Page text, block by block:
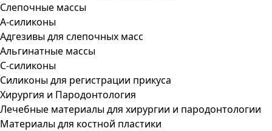
Слепочные массы
А-силиконы
Адгезивы для слепочных масс
Альгинатные массы
С-силиконы
Силиконы для регистрации прикуса
Хирургия и Пародонтология
Лечебные материалы для хирургии и пародонтологии
Материалы для костной пластики